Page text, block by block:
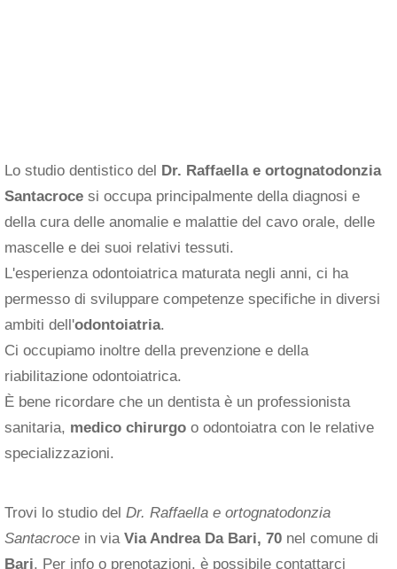
Lo studio dentistico del Dr. Raffaella e ortognatodonzia
Santacroce si occupa principalmente della diagnosi e
della cura delle anomalie e malattie del cavo orale, delle
mascelle e dei suoi relativi tessuti.
L'esperienza odontoiatrica maturata negli anni, ci ha
permesso di sviluppare competenze specifiche in diversi
ambiti dell'odontoiatria.
Ci occupiamo inoltre della prevenzione e della
riabilitazione odontoiatrica.
È bene ricordare che un dentista è un professionista
sanitaria, medico chirurgo o odontoiatra con le relative
specializzazioni.
Trovi lo studio del Dr. Raffaella e ortognatodonzia
Santacroce in via Via Andrea Da Bari, 70 nel comune di
Bari. Per info o prenotazioni, è possibile contattarci